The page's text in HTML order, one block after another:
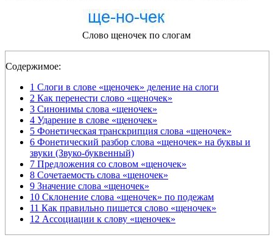
Слово щеночек по слогам
Содержимое:
1 Слоги в слове «щеночек» деление на слоги
2 Как перенести слово «щеночек»
3 Синонимы слова «щеночек»
4 Ударение в слове «щеночек»
5 Фонетическая транскрипция слова «щеночек»
6 Фонетический разбор слова «щеночек» на буквы и
звуки (Звуко-буквенный)
7 Предложения со словом «щеночек»
8 Сочетаемость слова «щеночек»
9 Значение слова «щеночек»
10 Склонение слова «щеночек» по подежам
11 Как правильно пишется слово «щеночек»
12 Ассоциации к слову «щеночек»